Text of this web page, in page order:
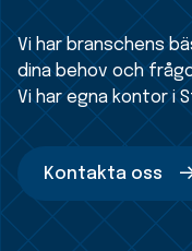
Vi har branschens
dina behov och
Vi har egna kontor i
Kontakta oss